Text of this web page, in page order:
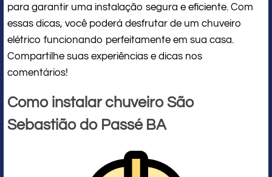
para garantir uma instalação segura e eficiente. Com
essas dicas, você poderá desfrutar de um chuveiro
elétrico funcionando perfeitamente em sua casa.
Compartilhe suas experiências e dicas nos
comentários!
Como instalar chuveiro São
Sebastião do Passé BA